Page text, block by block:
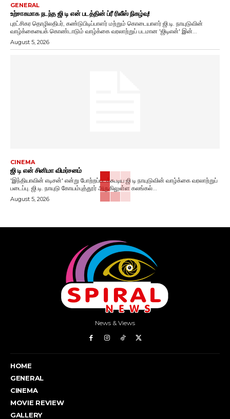
GENERAL
உற்சாகமாக நடந்த ஜி டி என் படத்தின் ப்ரீ ரிலீஸ் நிகழ்வு!
புரட்சிகர தொழிலதிபர், கண்டுபிடிப்பாளர் மற்றும் கொடையாளர் ஜி.டி. நாயுடுவின்
வாழ்க்கையைக் கொண்டாடும் வாழ்க்கை வரலாற்றுப் படமான 'ஜிடிஎன்' இன்...
August 5, 2026
CINEMA
ஜி டி என் சினிமா விமர்சனம்
'இந்தியாவின் எடிசன்' என்று போற்றப்படக்கூடிய ஜி டி நாயுடுவின் வாழ்க்கை வரலாற்றுப்
படைப்பு. ஜி.டி. நாயுடு கோயம்புத்தூர் அருகிலுள்ள கலங்கல்...
August 5, 2026
News & Views
HOME
GENERAL
CINEMA
MOVIE REVIEW
GALLERY